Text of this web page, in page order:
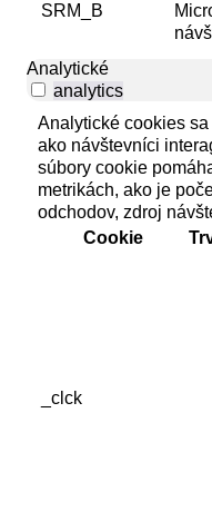
SRM_B
Analytické
analytics
Analytické cookies
ako návštevníci
súbory cookie
metrikách, ako je
odchodov, zdroj
Cookie
_clck